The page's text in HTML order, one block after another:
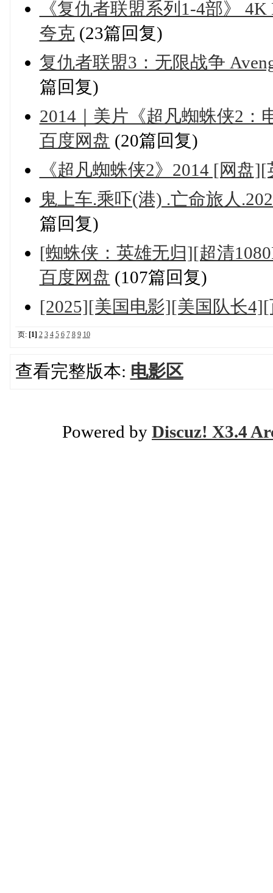
《复仇者联盟系列1-4部》
夸克(23篇回复)
复仇者联盟3：无限战争
篇回复)
2014｜美片《超凡蜘蛛侠2：
百度网盘 (20篇回复)
《超凡蜘蛛侠2》2014 [网盘
鬼上车.乘吓(港) .亡命旅人
篇回复)
[蜘蛛侠：英雄无归][超清
百度网盘 (107篇回复)
[2025][美国电影][美国队长
页: [1] 2 3 4 5 6 7 8 9 10
查看完整版本: 电影区
Powered by Discuz! X3.4